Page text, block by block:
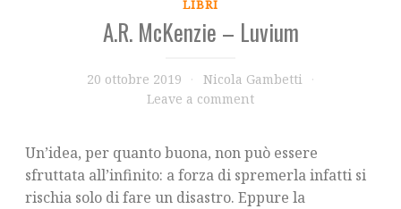
LIBRI
A.R. McKenzie – Luvium
20 ottobre 2019
Nicola Gambetti
Leave a comment
Un’idea, per quanto buona, non può essere
sfruttata all’infinito: a forza di spremerla infatti si
rischia solo di fare un disastro. Eppure la